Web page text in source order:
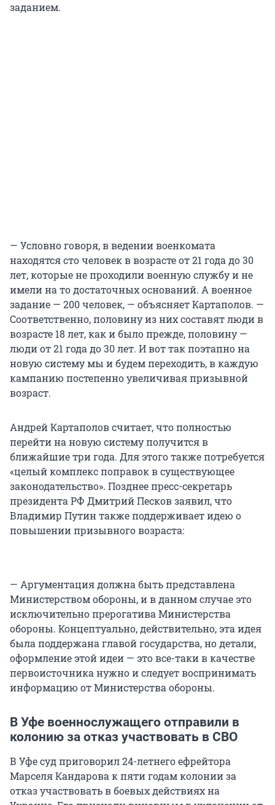
заданием.
— Условно говоря, в ведении военкомата
находятся сто человек в возрасте от 21 года до 30
лет, которые не проходили военную службу и не
имели на то достаточных оснований. А военное
задание — 200 человек, — объясняет Картаполов. —
Соответственно, половину из них составят люди в
возрасте 18 лет, как и было прежде, половину —
люди от 21 года до 30 лет. И вот так поэтапно на
новую систему мы и будем переходить, в каждую
кампанию постепенно увеличивая призывной
возраст.
Андрей Картаполов считает, что полностью
перейти на новую систему получится в
ближайшие три года. Для этого также потребуется
«целый комплекс поправок в существующее
законодательство». Позднее пресс-секретарь
президента РФ Дмитрий Песков заявил, что
Владимир Путин также поддерживает идею о
повышении призывного возраста:
— Аргументация должна быть представлена
Министерством обороны, и в данном случае это
исключительно прерогатива Министерства
обороны. Концептуально, действительно, эта идея
была поддержана главой государства, но детали,
оформление этой идеи — это все-таки в качестве
первоисточника нужно и следует воспринимать
информацию от Министерства обороны.
В Уфе военнослужащего отправили в
колонию за отказ участвовать в СВО
В Уфе суд приговорил 24-летнего ефрейтора
Марселя Кандарова к пяти годам колонии за
отказ участвовать в боевых действиях на